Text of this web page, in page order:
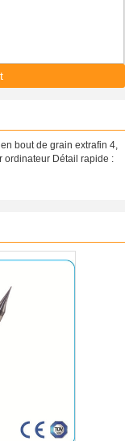
bout de grain extrafin 4,
ordinateur Détail rapide :